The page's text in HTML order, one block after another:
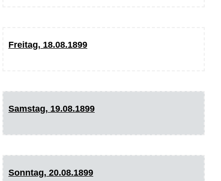
Freitag, 18.08.1899
Samstag, 19.08.1899
Sonntag, 20.08.1899